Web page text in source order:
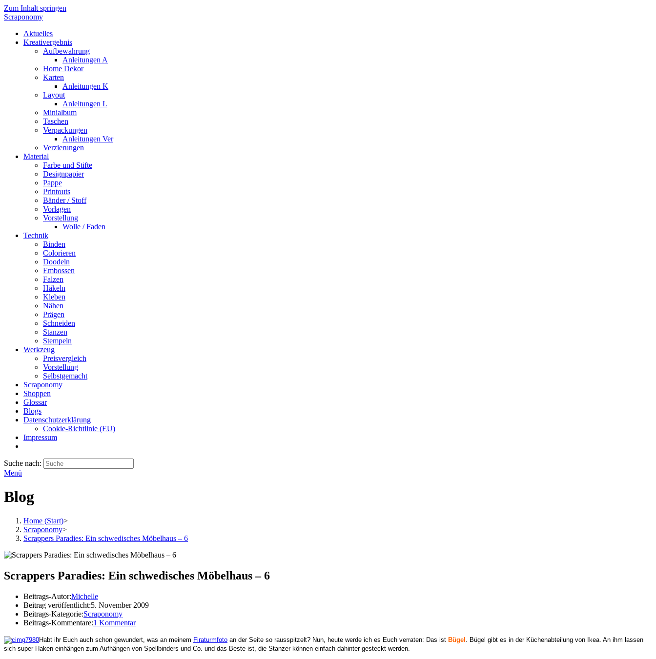
Zum Inhalt springen
Scraponomy
Aktuelles
Kreativergebnis
Aufbewahrung
Anleitungen A
Home Dekor
Karten
Anleitungen K
Layout
Anleitungen L
Minialbum
Taschen
Verpackungen
Anleitungen Ver
Verzierungen
Material
Farbe und Stifte
Designpapier
Pappe
Printouts
Bänder / Stoff
Vorlagen
Vorstellung
Wolle / Faden
Technik
Binden
Colorieren
Doodeln
Embossen
Falzen
Häkeln
Kleben
Nähen
Prägen
Schneiden
Stanzen
Stempeln
Werkzeug
Preisvergleich
Vorstellung
Selbstgemacht
Scraponomy
Shoppen
Glossar
Blogs
Datenschutzerklärung
Cookie-Richtlinie (EU)
Impressum
Suche nach:
Menü
Blog
Home (Start)>
Scraponomy>
Scrappers Paradies: Ein schwedisches Möbelhaus – 6
Scrappers Paradies: Ein schwedisches Möbelhaus – 6
Beitrags-Autor:Michelle
Beitrag veröffentlicht:5. November 2009
Beitrags-Kategorie:Scraponomy
Beitrags-Kommentare:1 Kommentar
Habt ihr Euch auch schon gewundert, was an meinem Firaturmfoto an der Seite so rausspitzelt? Nun, heute werde ich es Euch verraten: Das ist Bügel Bügel gibt es in der Küchenabteilung von Ikea. An ihm lassen
sich super Haken einhängen zum Aufhängen von Spellbinders und Co. und das Beste ist, die Stanzer können einfach dahinter gesteckt werden.